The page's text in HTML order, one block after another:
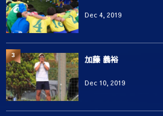
Dec 4, 2019
加藤 義裕
Dec 10, 2019
3